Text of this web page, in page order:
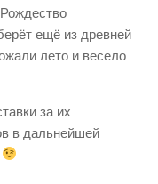
ещё из древней
лето и весело
за их
в дальнейшей